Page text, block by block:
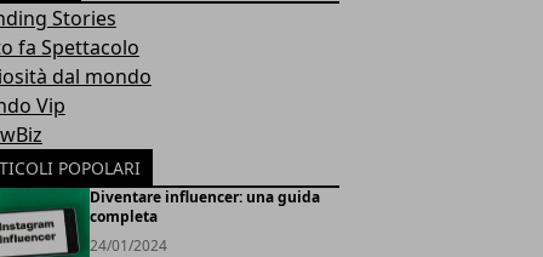
Stories
fa Spettacolo
dal mondo
Vip
POPOLARI
Diventare influencer: una guida
completa
24/01/2024